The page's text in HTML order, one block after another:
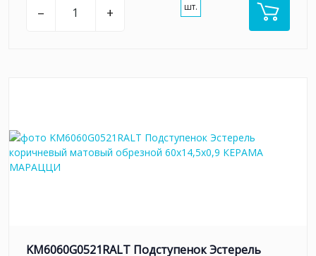
– + шт.
KM6060G0521RALT Подступенок Эстерель